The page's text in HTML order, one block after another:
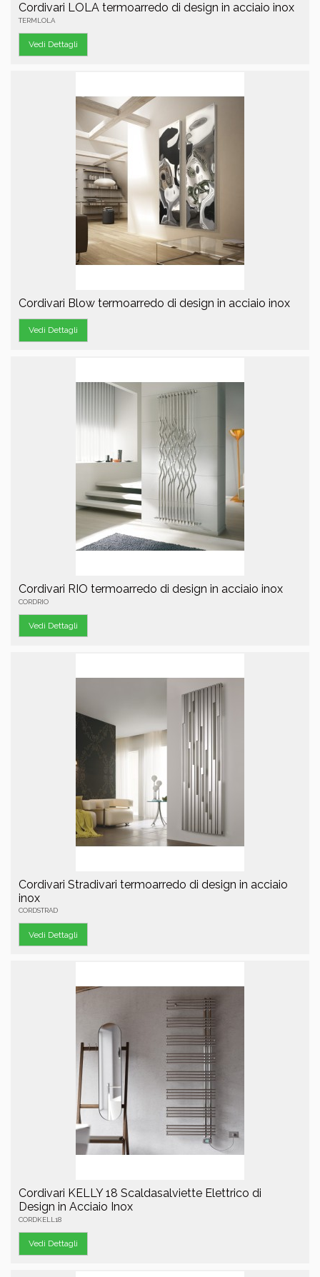
Cordivari LOLA termoarredo di design in acciaio inox
TERMLOLA
Vedi Dettagli
Cordivari Blow termoarredo di design in acciaio inox
Vedi Dettagli
Cordivari RIO termoarredo di design in acciaio inox
CORDRIO
Vedi Dettagli
Cordivari Stradivari termoarredo di design in acciaio
inox
CORDSTRAD
Vedi Dettagli
Cordivari KELLY 18 Scaldasalviette Elettrico di
Design in Acciaio Inox
CORDKELL18
Vedi Dettagli